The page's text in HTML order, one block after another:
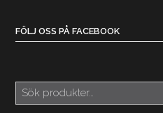
FÖLJ OSS PÅ FACEBOOK
Sök
efter: